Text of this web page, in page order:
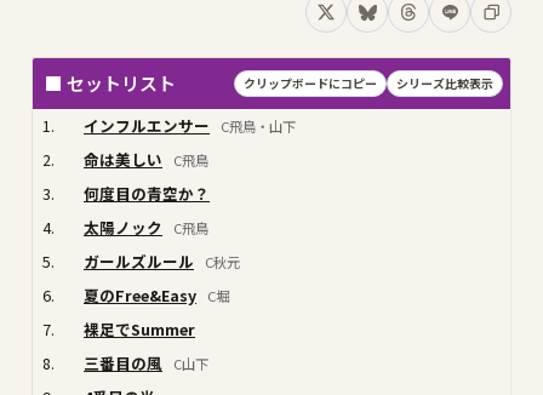
XでシェアBlueskyでシェア
Threadsでシェア
LINEでシェ
コピー
■ セットリスト クリップボードにコピー シリーズ比較表示
1. インフルエンサー C飛鳥・山下
2. 命は美しい C飛鳥
3.
何度目の青空か？
4.
太陽ノック C飛鳥
5. ガールズルール C秋元
6. 夏のFree&Easy C堀
7.
裸足でSummer
8.
三番目の風 C山下